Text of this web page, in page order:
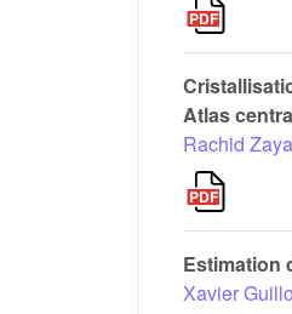
Atlas
Rachid
Estimation
Xavier